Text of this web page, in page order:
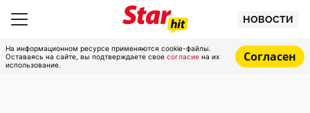
НОВОСТИ
На информационном ресурсе применяются cookie-файлы.
Оставаясь на сайте, вы подтверждаете свое согласие на их
использование.
Согласен